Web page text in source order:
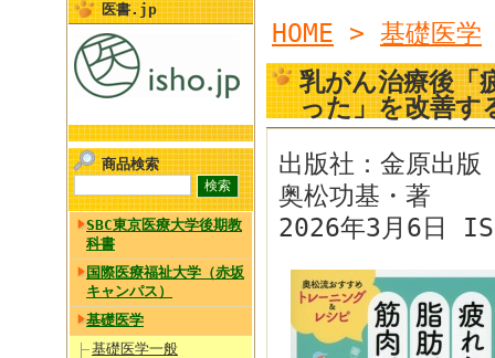
医書.jp
商品検索
SBC東京医療大学後期教
科書
国際医療福祉大学（赤坂
キャンパス）
基礎医学
基礎医学一般
HOME > 基礎医学
乳がん治療後「
った」を改善
出版社：金原出版
奥松功基・著
2026年3月6日